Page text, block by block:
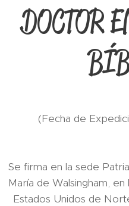
DOCTOR
(Fecha de
Se firma en la sede
María de Walsingham,
Estados Unidos de